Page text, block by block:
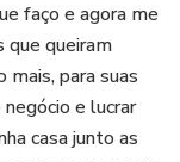
faço e agora me
que queiram
para suas
e lucrar
casa junto as